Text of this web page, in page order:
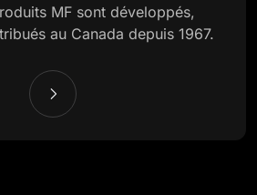
MF sont développés,
au Canada depuis 1967.